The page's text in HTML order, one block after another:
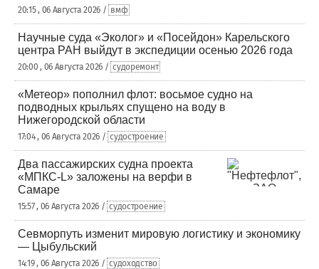
20:15 , 06 Августа 2026 / вмф
Научные суда «Эколог» и «Посейдон» Карельского
центра РАН выйдут в экспедиции осенью 2026 года
20:00 , 06 Августа 2026 / судоремонт
«Метеор» пополнил флот: восьмое судно на
подводных крыльях спущено на воду в
Нижегородской области
17:04 , 06 Августа 2026 / судостроение
Два пассажирских судна проекта
«МПКС-L» заложены на верфи в
Самаре
15:57 , 06 Августа 2026 / судостроение
Севморпуть изменит мировую логистику и экономику
— Цыбульский
14:19 , 06 Августа 2026 / судоходство